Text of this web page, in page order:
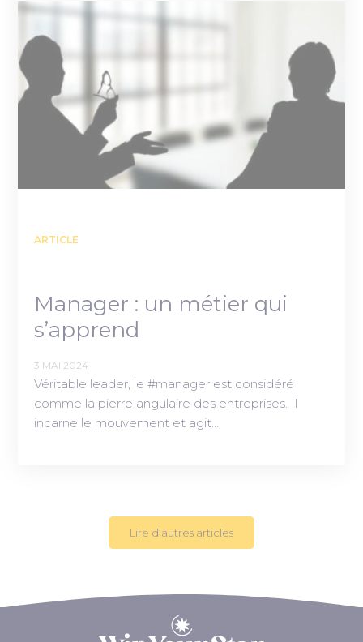
ARTICLE
Manager : un métier qui
s’apprend
3 MAI 2024
Véritable leader, le #manager est considéré
comme la pierre angulaire des entreprises. Il
incarne le mouvement et agit…
Lire d’autres articles